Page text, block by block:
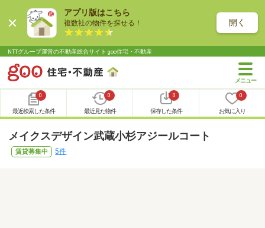
アプリ版はこちら
複数社の物件を探せる！ 開く
NTTグループ運営の不動産総合サイト goo住宅・不動産
0
最近検索した条件
0
最近見た物件
0
保存した条件
0
お気に入り
メイクスデザイン武蔵小杉アジールコート
賃貸募集中 5件